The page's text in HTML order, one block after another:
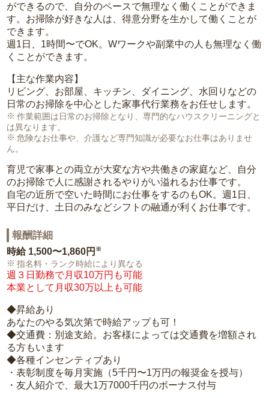
ができるので、自分のペースで無理なく働くことができま
す。お掃除が好きな人は、得意分野を生かして働くことが
できます。
週1日、1時間〜でOK。Wワークや副業中の人も無理なく働
くことができます。
【主な作業内容】
リビング、お部屋、キッチン、ダイニング、水回りなどの
日常のお掃除を中心とした家事代行業務をお任せします。
作業範囲は日常のお掃除となり、専門的なハウスクリーニングと
は異なります。
危険なお仕事や、介護など専門知識が必要なお仕事はありませ
ん。
育児で家事との両立が大変な方や共働きの家庭など、自分
のお掃除で人に感謝されるやりがい溢れるお仕事です。
自宅の近所で空いた時間にお仕事をするのもOK。週1日、
平日だけ、土日のみなどシフトの融通が利くお仕事です。
報酬詳細
時給 1,500〜1,860円 ※
指名料・ランク時給により異なる
週３日勤務で月収10万円も可能
本業として月収30万以上も可能
◆昇給あり
あなたのやる気次第で時給アップも可！
◆交通費：別途支給。お客様によっては交通費を増額され
る方もいます
◆各種インセンティブあり
・表彰制度を毎月実施（5千円〜1万円の報奨金を授与）
・友人紹介で、最大1万7000千円のボーナス付与